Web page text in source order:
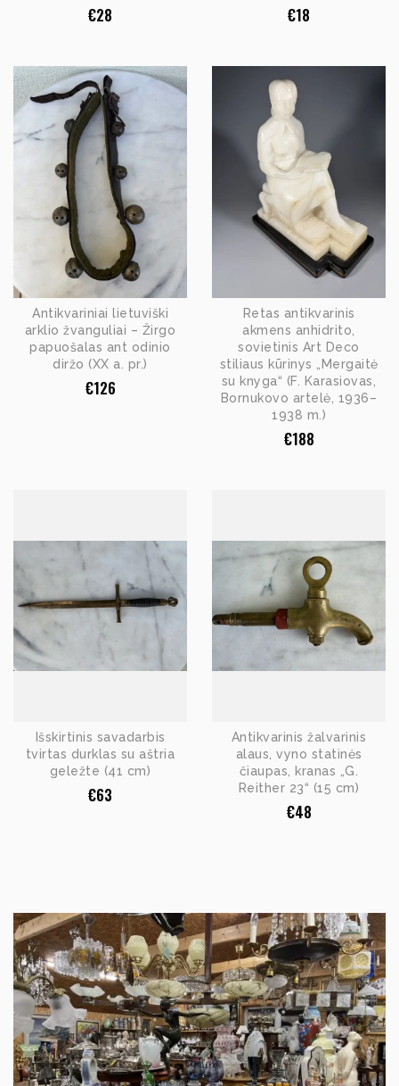
€28 €18
Antikvariniai lietuviški
arklio žvanguliai – Žirgo
papuošalas ant odinio
diržo (XX a. pr.)
€126
Retas antikvarinis
akmens anhidrito,
sovietinis Art Deco
stiliaus kūrinys „Mergaitė
su knyga“ (F. Karasiovas,
Bornukovo artelė, 1936–
1938 m.)
€188
Išskirtinis savadarbis
tvirtas durklas su aštria
geležte (41 cm)
€63
Antikvarinis žalvarinis
alaus, vyno statinės
čiaupas, kranas „G.
Reither 23“ (15 cm)
€48